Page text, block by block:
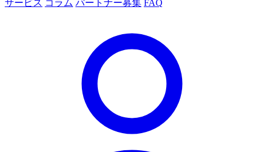
サービス コラム パートナー募集 FAQ